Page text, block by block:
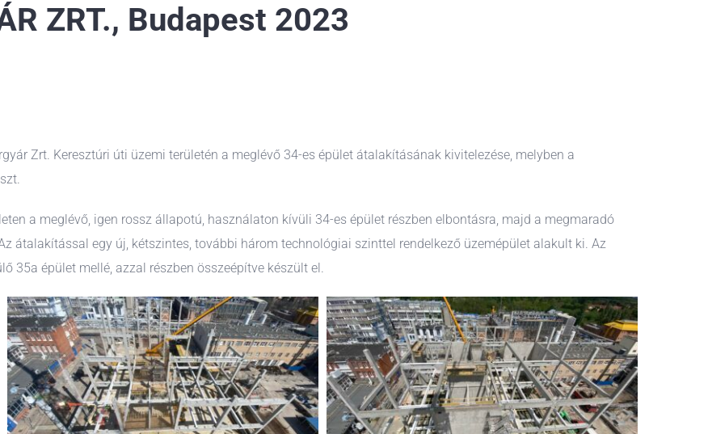
ZRT., Budapest 2023
Zrt. Keresztúri úti üzemi területén a meglévő 34-es épület átalakításának kivitelezése, melyben a
a meglévő, igen rossz állapotú, használaton kívüli 34-es épület részben elbontásra, majd a megmaradó
átalakítással egy új, kétszintes, további három technológiai szinttel rendelkező üzemépület alakult ki. Az
35a épület mellé, azzal részben összeépítve készült el.